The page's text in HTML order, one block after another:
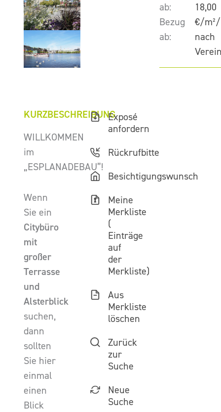
ab:
18,00
€/
Bezug
ab:
nach
KURZBESCHREIBUNG
WILLKOMMEN
im
„ESPLANADEBAU”!
Wenn
Sie ein
Citybüro
mit
großer
Terrasse
und
Alsterblick
suchen,
dann
sollten
Sie hier
einmal
einen
Blick
Exposé
anfordern
Rückrufbitte
Besichtigungswunsch
Meine
Merkliste
(
Einträge
auf
der
Merkliste)
Aus
Merkliste
löschen
Zurück
zur
Suche
Neue
Suche